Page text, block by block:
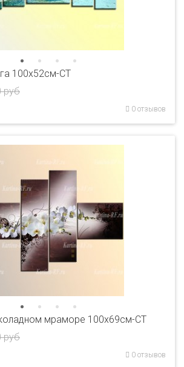
100х52см-CT
руб
0 отзывов
мраморе 100х69см-CT
руб
0 отзывов